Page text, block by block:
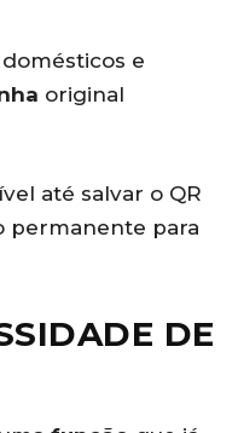
e
original
até salvar o QR
permanente para
DE